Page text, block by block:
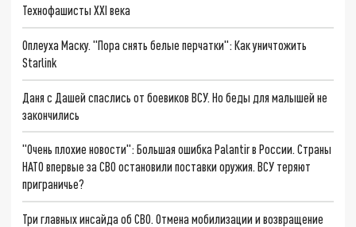
Технофашисты XXI века
Оплеуха Маску. "Пора снять белые перчатки": Как уничтожить
Starlink
Даня с Дашей спаслись от боевиков ВСУ. Но беды для малышей не
закончились
"Очень плохие новости": Большая ошибка Palantir в России. Страны
НАТО впервые за СВО остановили поставки оружия. ВСУ теряют
приграничье?
Три главных инсайда об СВО. Отмена мобилизации и возвращение